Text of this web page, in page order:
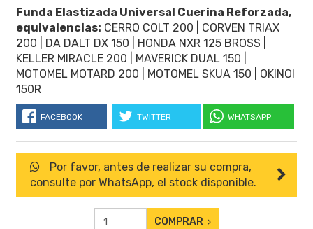
Funda Elastizada Universal Cuerina Reforzada,
equivalencias: CERRO COLT 200 | CORVEN TRIAX
200 | DA DALT DX 150 | HONDA NXR 125 BROSS |
KELLER MIRACLE 200 | MAVERICK DUAL 150 |
MOTOMEL MOTARD 200 | MOTOMEL SKUA 150 | OKINOI
150R
FACEBOOK TWITTER WHATSAPP
Por favor, antes de realizar su compra,
consulte por WhatsApp, el stock disponible.
COMPRAR